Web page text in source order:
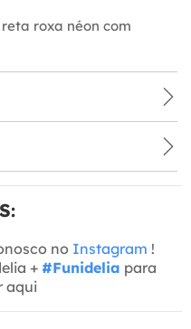
roxa néon com
no Instagram !
+ #Funidelia para
aqui